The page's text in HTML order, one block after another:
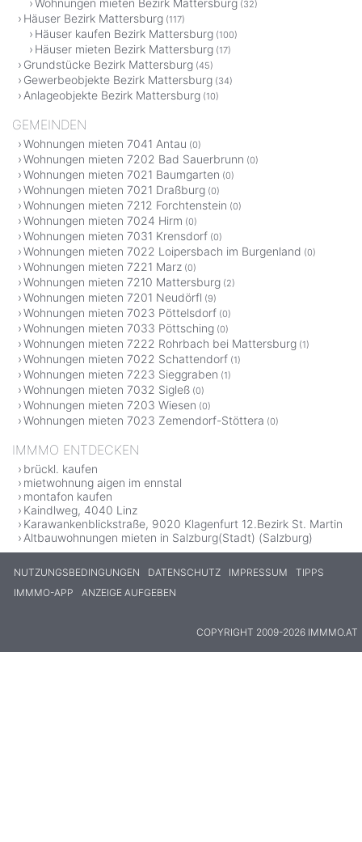
Wohnungen mieten Bezirk Mattersburg (32)
Häuser Bezirk Mattersburg (117)
Häuser kaufen Bezirk Mattersburg (100)
Häuser mieten Bezirk Mattersburg (17)
Grundstücke Bezirk Mattersburg (45)
Gewerbeobjekte Bezirk Mattersburg (34)
Anlageobjekte Bezirk Mattersburg (10)
GEMEINDEN
Wohnungen mieten 7041 Antau (0)
Wohnungen mieten 7202 Bad Sauerbrunn (0)
Wohnungen mieten 7021 Baumgarten (0)
Wohnungen mieten 7021 Draßburg (0)
Wohnungen mieten 7212 Forchtenstein (0)
Wohnungen mieten 7024 Hirm (0)
Wohnungen mieten 7031 Krensdorf (0)
Wohnungen mieten 7022 Loipersbach im Burgenland (0)
Wohnungen mieten 7221 Marz (0)
Wohnungen mieten 7210 Mattersburg (2)
Wohnungen mieten 7201 Neudörfl (9)
Wohnungen mieten 7023 Pöttelsdorf (0)
Wohnungen mieten 7033 Pöttsching (0)
Wohnungen mieten 7222 Rohrbach bei Mattersburg (1)
Wohnungen mieten 7022 Schattendorf (1)
Wohnungen mieten 7223 Sieggraben (1)
Wohnungen mieten 7032 Sigleß (0)
Wohnungen mieten 7203 Wiesen (0)
Wohnungen mieten 7023 Zemendorf-Stöttera (0)
IMMMO ENTDECKEN
brückl. kaufen
mietwohnung aigen im ennstal
montafon kaufen
Kaindlweg, 4040 Linz
Karawankenblickstraße, 9020 Klagenfurt 12.Bezirk St. Martin
Altbauwohnungen mieten in Salzburg(Stadt) (Salzburg)
NUTZUNGSBEDINGUNGEN DATENSCHUTZ IMPRESSUM
TIPPS
IMMMO-APP
ANZEIGE AUFGEBEN
COPYRIGHT 2009-2026 IMMMO.AT